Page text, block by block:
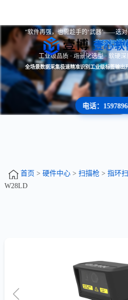
壹心软
“软件再强，也需趁手的‘武器’——选
指环扫描
工业级品质 · 场景化选型 · 软硬
全场景数据采集极速精准识别工业级标签输出
电话：
首页 > 硬件中心> 扫描枪> 指环
W28LD